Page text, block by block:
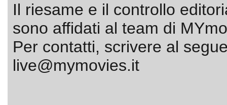
Il riesame e il controllo
sono affidati al team di
Per contatti, scrivere al
live@mymovies.it